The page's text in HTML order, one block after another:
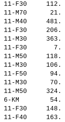
11-F30     112.
11-M70      21.
11-M40     481.
11-F30     206.
11-M30     363.
11-F30       7.
11-M50     118.
11-M30     106.
11-F50      94.
11-M30      70.
11-M50     324.
6-KM        54.
11-F30     148.
11-F40     163.